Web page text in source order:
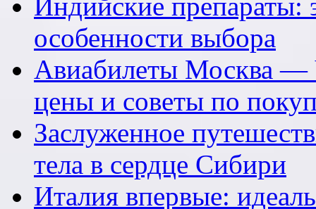
особенности выбора
Авиабилеты Москва —
цены и советы по
Заслуженное
тела в сердце Сибири
Италия впервые: